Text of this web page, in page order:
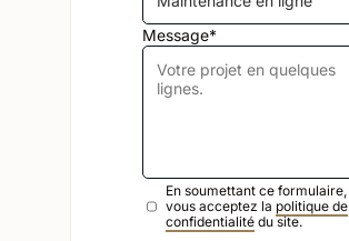
Message*
En soumettant ce formulaire,
vous acceptez la politique de
confidentialitédu site.